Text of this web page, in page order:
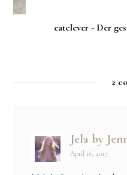
eatclever - Der
2
Jela by
April 16, 2017